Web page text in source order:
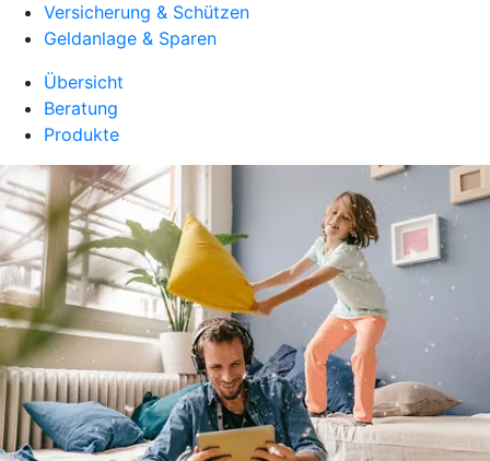
Versicherung & Schützen
Geldanlage & Sparen
Übersicht
Beratung
Produkte